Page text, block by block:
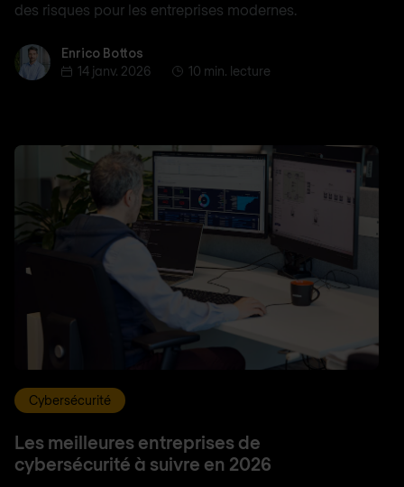
des risques pour les entreprises modernes.
Enrico BottosEnrico Bottos
14 janv. 2026
10 min. lecture
Cybersécurité
Les meilleures entreprises de
cybersécurité à suivre en 2026